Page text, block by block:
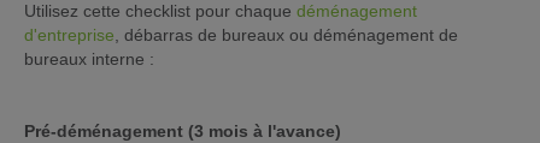
Utilisez cette checklist pour chaque déménagement
d'entreprise, débarras de bureaux ou déménagement de
bureaux interne :
Pré-déménagement (3 mois à l'avance)